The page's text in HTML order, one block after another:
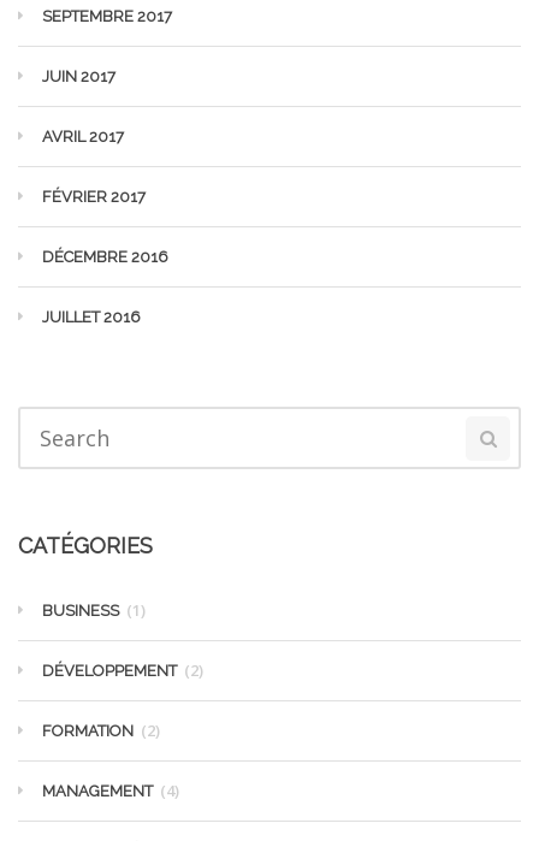
SEPTEMBRE 2017
JUIN 2017
AVRIL 2017
FÉVRIER 2017
DÉCEMBRE 2016
JUILLET 2016
CATÉGORIES
BUSINESS (1)
DÉVELOPPEMENT (2)
FORMATION (2)
MANAGEMENT (4)